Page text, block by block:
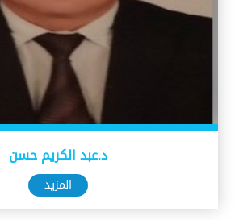
د.عبد الكريم حسن
المزيد